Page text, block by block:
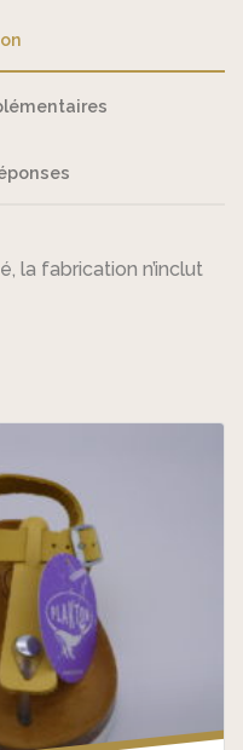
la fabrication n’inclut